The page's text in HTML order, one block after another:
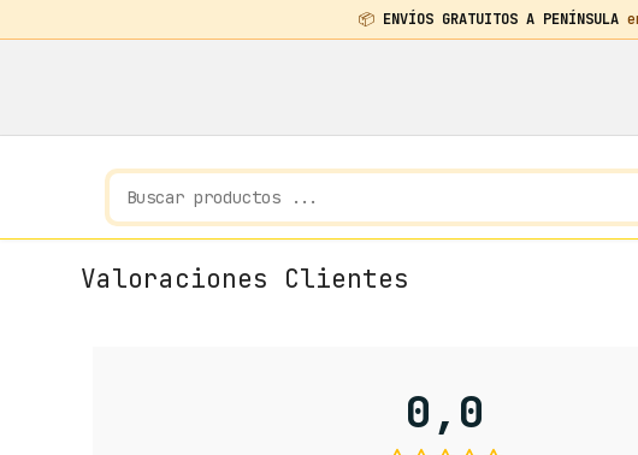
📦 ENVÍOS GRATUITOS A PENÍNSULA
Valoraciones Clientes
0,0